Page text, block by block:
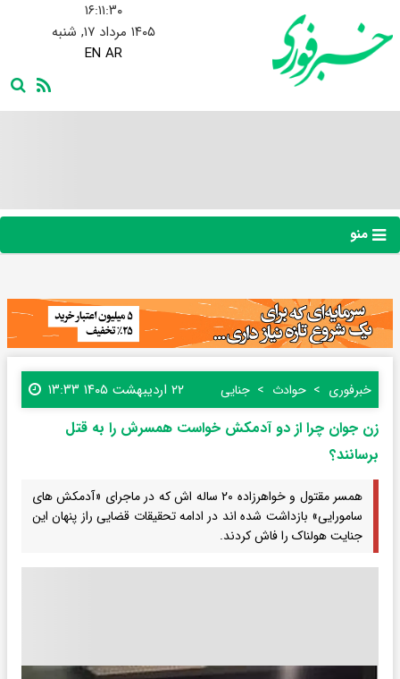
۱۶:۱۱:۳۱
۱۴۰۵ مرداد ۱۷, شنبه
EN AR
منو
خبرفوری حوادث جنایی ۲۲ اردیبهشت ۱۴۰۵ ۱۳:۳۳
زن جوان چرا از دو آدمکش خواست همسرش را به قتل
برسانند؟
همسر مقتول و خواهرزاده ۲۰ ساله اش که در ماجرای «آدمکش های
سامورایی» بازداشت شده اند در ادامه تحقیقات قضایی راز پنهان این
جنایت هولناک را فاش کردند.